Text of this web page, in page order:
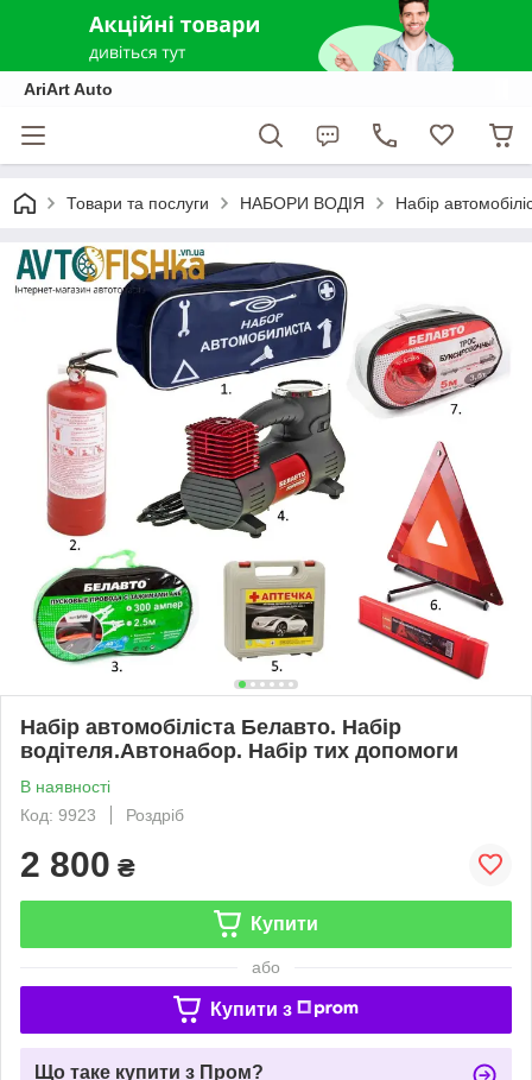
AriArt Auto
Товари та послуги НАБОРИ ВОДІЯ Набір
Набір автомобіліста Белавто. Набір
водітеля.Автонабор. Набір тих допомоги
В наявності
Код: 9923
Роздріб
2 800 ₴
Купити
або
Купити з
Що таке купити з Пром?